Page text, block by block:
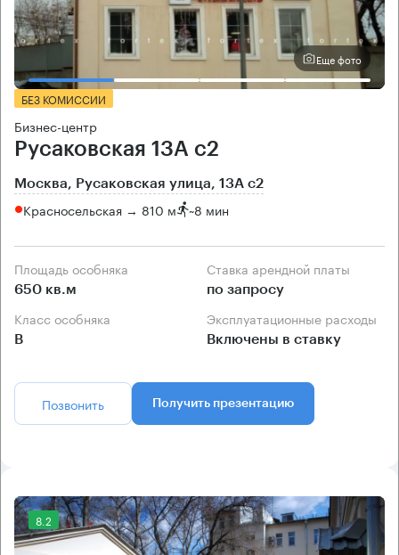
Еще фото
БЕЗ КОМИССИИ
Бизнес-центр
Русаковская 13А с2
Москва, Русаковская улица, 13А с2
Красносельская → 810 м ~8 мин
Площадь особняка
650 кв.м
Ставка арендной платы
по запросу
Класс особняка
B
Эксплуатационные расходы
Включены в ставку
Позвонить Получить презентацию
8.2